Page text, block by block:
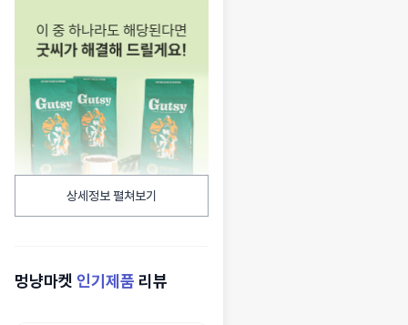
상세정보 펼쳐보기
멍냥마켓 인기제품 리뷰